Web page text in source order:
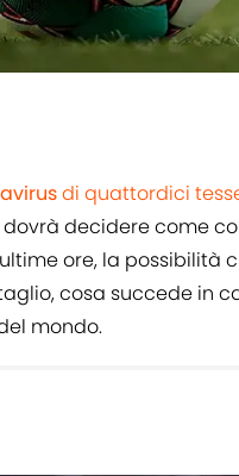
di quattordici
dovrà decidere come
ore, la possibilità
cosa succede in
mondo.